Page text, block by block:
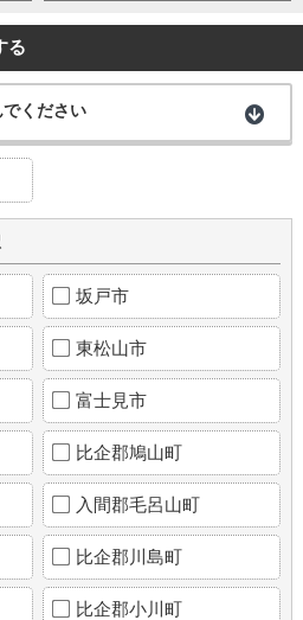
る
ください
坂戸市
東松山市
富士見市
比企郡鳩山町
入間郡毛呂山町
比企郡川島町
比企郡小川町